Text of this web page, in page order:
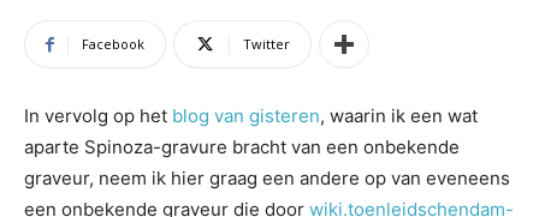
Facebook Twitter
In vervolg op het blog van gisteren, waarin ik een wat
aparte Spinoza-gravure bracht van een onbekende
graveur, neem ik hier graag een andere op van eveneens
een onbekende graveur die door wiki.toenleidschendam-